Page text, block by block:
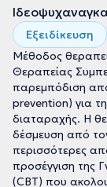
Εξειδίκευση
Μέθοδος
Θεραπείας
παρεμπόδιση
prevention) για
διαταραχής. Η
δέσμευση από
περισσότερες
προσέγγιση της
(CBT) που